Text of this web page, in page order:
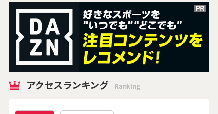
アクセスランキング Ranking